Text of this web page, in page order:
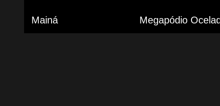
Mainá Megapódio